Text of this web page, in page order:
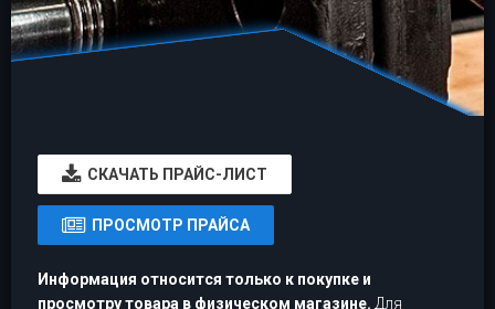
CКАЧАТЬ ПРАЙС-ЛИСТ
ПРОСМОТР ПРАЙСА
Информация относится только к покупке и
просмотру товара в физическом магазине. Для